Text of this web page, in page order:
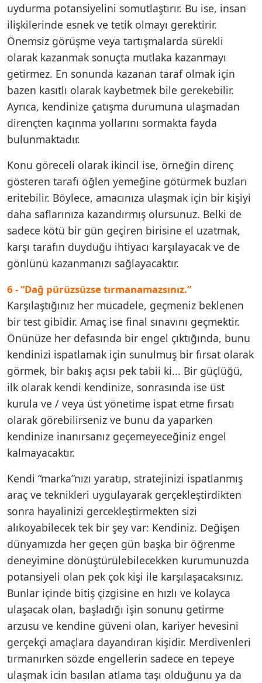
uydurma potansiyelini somutlaştırır. Bu ise, insan
ilişkilerinde esnek ve tetik olmayı gerektirir.
Önemsiz görüşme veya tartışmalarda sürekli
olarak kazanmak sonuçta mutlaka kazanmayı
getirmez. En sonunda kazanan taraf olmak için
bazen kasıtlı olarak kaybetmek bile gerekebilir.
Ayrıca, kendinize çatışma durumuna ulaşmadan
dirençten kaçınma yollarını sormakta fayda
bulunmaktadır.
Konu göreceli olarak ikincil ise, örneğin direnç
gösteren tarafı öğlen yemeğine götürmek buzları
eritebilir. Böylece, amacınıza ulaşmak için bir kişiyi
daha saflarınıza kazandırmış olursunuz. Belki de
sadece kötü bir gün geçiren birisine el uzatmak,
karşı tarafın duyduğu ihtiyacı karşılayacak ve de
gönlünü kazanmanızı sağlayacaktır.
6 - “Dağ pürüzsüzse tırmanamazsınız.”
Karşılaştığınız her mücadele, geçmeniz beklenen
bir test gibidir. Amaç ise final sınavını geçmektir.
Önünüze her defasında bir engel çıktığında, bunu
kendinizi ispatlamak için sunulmuş bir fırsat olarak
görmek, bir bakış açısı pek tabii ki... Bir güçlüğü,
ilk olarak kendi kendinize, sonrasında ise üst
kurula ve / veya üst yönetime ispat etme fırsatı
olarak görebilirseniz ve bunu da yaparken
kendinize inanırsanız geçemeyeceğiniz engel
kalmayacaktır.
Kendi “marka”nızı yaratıp, stratejinizi ispatlanmış
araç ve teknikleri uygulayarak gerçekleştirdikten
sonra hayalinizi gercekleştirmekten sizi
alıkoyabilecek tek bir şey var: Kendiniz. Değişen
dünyamızda her geçen gün başka bir öğrenme
deneyimine dönüştürülebilecekken kurumunuzda
potansiyeli olan pek çok kişi ile karşılaşacaksınız.
Bunlar içinde bitiş çizgisine en hızlı ve kolayca
ulaşacak olan, başladığı işin sonunu getirme
arzusu ve kendine güveni olan, kariyer hevesini
gerçekçi amaçlara dayandıran kişidir. Merdivenleri
tırmanırken sözde engellerin sadece en tepeye
ulaşmak icin basılan atlama taşı olduğunu ya da